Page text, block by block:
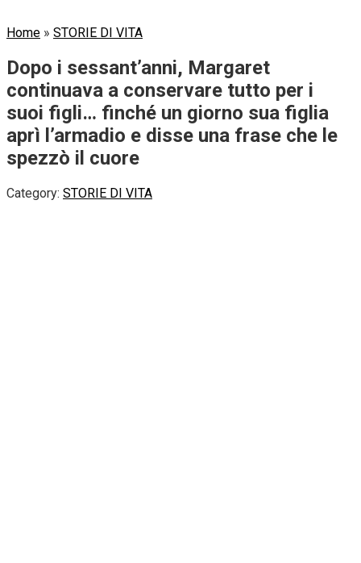
Home » STORIE DI VITA
Dopo i sessant’anni, Margaret
continuava a conservare tutto per i
suoi figli… finché un giorno sua figlia
aprì l’armadio e disse una frase che le
spezzò il cuore
Category: STORIE DI VITA